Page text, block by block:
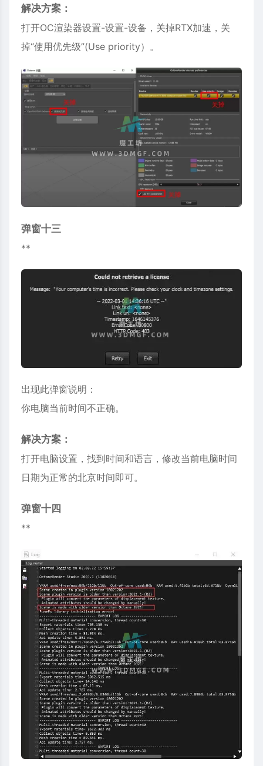
解决方案：
打开OC渲染器设置-设置-设备，关掉RTX加速，关
掉“使用优先级”(Use priority）。
弹窗十三
**
出现此弹窗说明：
你电脑当前时间不正确。
解决方案：
打开电脑设置，找到时间和语言，修改当前电脑时间
日期为正常的北京时间即可。
弹窗十四
**